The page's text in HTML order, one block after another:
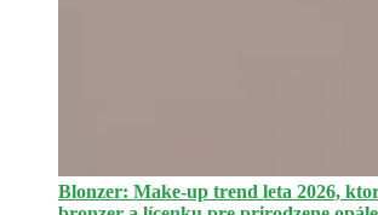
Blonzer: Make-up trend leta 2026,